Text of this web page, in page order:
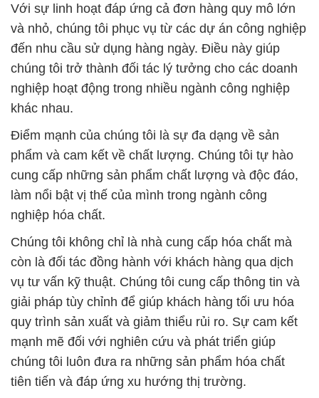
Với sự linh hoạt đáp ứng cả đơn hàng quy mô lớn
và nhỏ, chúng tôi phục vụ từ các dự án công nghiệp
đến nhu cầu sử dụng hàng ngày. Điều này giúp
chúng tôi trở thành đối tác lý tưởng cho các doanh
nghiệp hoạt động trong nhiều ngành công nghiệp
khác nhau.
Điểm mạnh của chúng tôi là sự đa dạng về sản
phẩm và cam kết về chất lượng. Chúng tôi tự hào
cung cấp những sản phẩm chất lượng và độc đáo,
làm nổi bật vị thế của mình trong ngành công
nghiệp hóa chất.
Chúng tôi không chỉ là nhà cung cấp hóa chất mà
còn là đối tác đồng hành với khách hàng qua dịch
vụ tư vấn kỹ thuật. Chúng tôi cung cấp thông tin và
giải pháp tùy chỉnh để giúp khách hàng tối ưu hóa
quy trình sản xuất và giảm thiểu rủi ro. Sự cam kết
mạnh mẽ đối với nghiên cứu và phát triển giúp
chúng tôi luôn đưa ra những sản phẩm hóa chất
tiên tiến và đáp ứng xu hướng thị trường.